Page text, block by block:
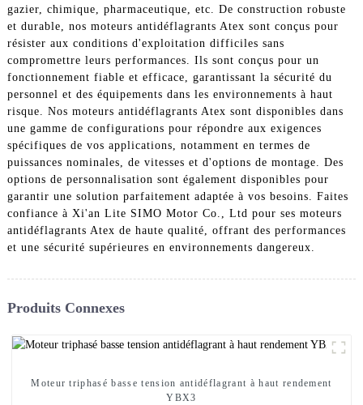
gazier, chimique, pharmaceutique, etc. De construction robuste
et durable, nos moteurs antidéflagrants Atex sont conçus pour
résister aux conditions d'exploitation difficiles sans
compromettre leurs performances. Ils sont conçus pour un
fonctionnement fiable et efficace, garantissant la sécurité du
personnel et des équipements dans les environnements à haut
risque. Nos moteurs antidéflagrants Atex sont disponibles dans
une gamme de configurations pour répondre aux exigences
spécifiques de vos applications, notamment en termes de
puissances nominales, de vitesses et d'options de montage. Des
options de personnalisation sont également disponibles pour
garantir une solution parfaitement adaptée à vos besoins. Faites
confiance à Xi'an Lite SIMO Motor Co., Ltd pour ses moteurs
antidéflagrants Atex de haute qualité, offrant des performances
et une sécurité supérieures en environnements dangereux.
Produits Connexes
Moteur triphasé basse tension antidéflagrant à haut rendement
YBX3